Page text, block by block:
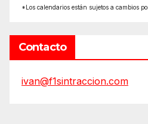
*Los calendarios están sujetos a cambios
Contacto
ivan@f1sintraccion.com